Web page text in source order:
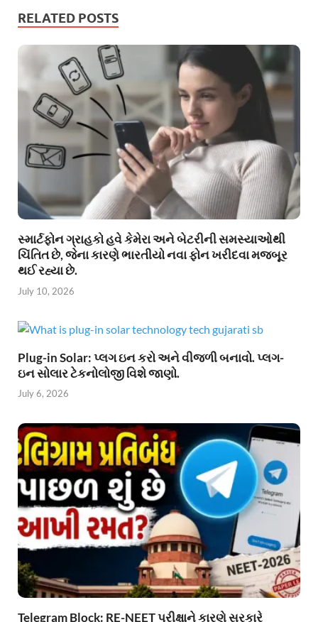
RELATED POSTS
સ્માર્ટફોન ગ્રાહકો હવે કેમેરા અને બેટરીની સમસ્યાઓથી
ચિંતિત છે, જેના કારણે ભારતીયો નવા ફોન ખરીદવા મજબૂર
થઈ રહ્યા છે.
July 10, 2026
Plug-in Solar: પ્લગ ઇન કરો અને વીજળી બનાવો. પ્લગ-
ઇન સોલાર ટેકનોલોજી વિશે જાણો.
July 6, 2026
Telegram Block: RE-NEET પરીક્ષાને કારણે સરકારે